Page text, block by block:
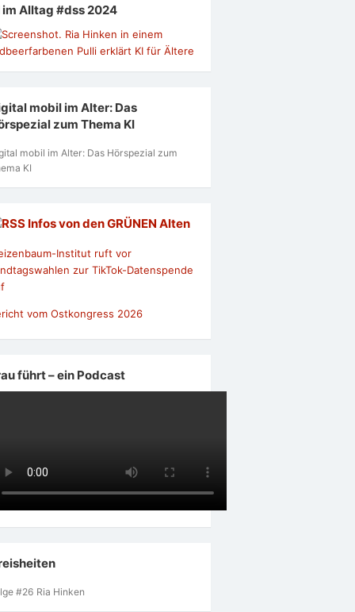
im Alltag #dss 2024
mobil im Alter: Das
zum Thema KI
mobil im Alter: Das Hörspezial zum
KI
Infos von den GRÜNEN Alten
Institut ruft vor
zur TikTok-Datenspende
vom Ostkongress 2026
führt – ein Podcast
#26 Ria Hinken